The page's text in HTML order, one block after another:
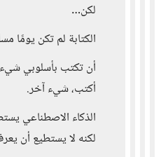
لكن…
الكتابة لم تكن يومًا
أن تكتب بأسلوبي
أكتب، شيء آخر.
الذكاء الاصطناعي
لكنه لا يستطيع أن